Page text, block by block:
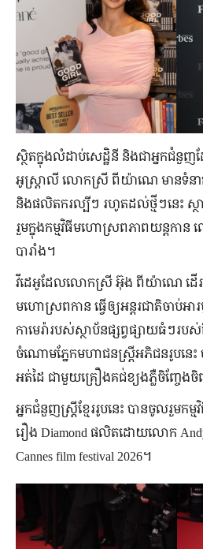
ស្ថិត​ក្នុង​លំដាប់​សេដ្ឋិនី និង​ជា​អ្នក​ជំនួ
អូស្ត្រាលី លោកស្រី ពីយ៉ាណេ មាន​ទំន
និង​ផលិតករ​ល្បី​ៗ រហូត​ដល់​ថ្មី​ៗ​នេះ ស្ថ
រួម​ក្នុង​កម្មវិធី​មហោស្រព​ភាពយន្ត​កា
បារាំង។
វីដេអូ​ដែល​លោកស្រី អ៊ុង ពីយ៉ាណេ ដើ
មហោស្រព​កាន ធ្វើឲ្យ​អន្តរជាតិ​ចាប់
កាមេរ៉ា​របស់​ស្ថាប័ន​ផ្សព្វផ្សាយ​ធំ​ៗ​រ
ចំណោម​ភ្នែក​មហាជន​ស្ត្រី​អភិជន​រូប​ន
អត់​ដៃ ជាមួយ​គ្រឿង​គជ់​ខ្យង​ភ្លឺ​ចិញ្ចែង
អ្នក​ជំនួញ​ស្ត្រី​ខ្មែរ​រូប​នេះ បាន​ចូលរួម​ក
រឿង Diamond ផលិត​ដោយ​លោក Andy
Cannes film festival 2026។